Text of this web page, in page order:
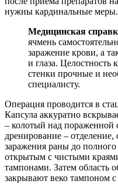
нужны кардинальные меры.
Медицинская
ячмень
заражение крови, а
и глаза. Целостность
стенки прочные и
специалисту.
Операция проводится в
Капсула аккуратно
– колотый над пораженной
дренирование –
заражения раны до
открытым с чистыми
тампонами. Затем область
закрывают веко тампоном с